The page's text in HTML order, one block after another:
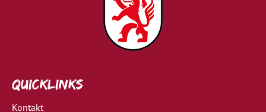
Quicklinks
Kontakt